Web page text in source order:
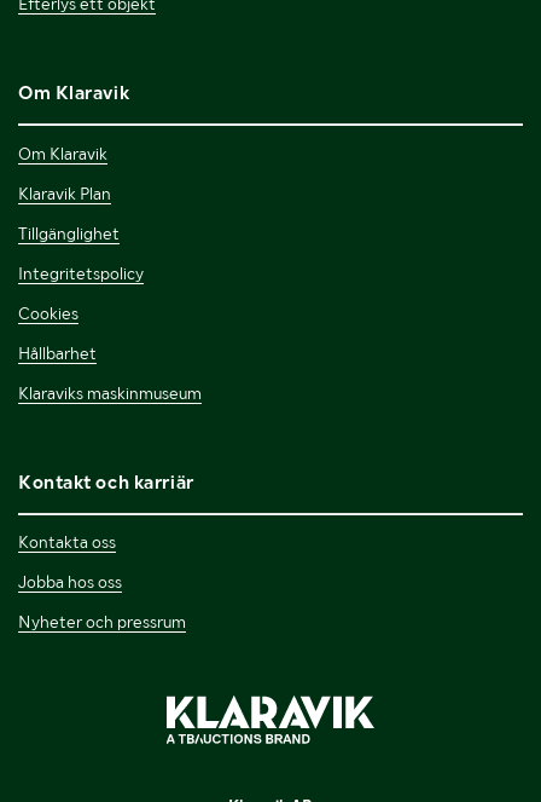
Efterlys ett objekt
Om Klaravik
Om Klaravik
Klaravik Plan
Tillgänglighet
Integritetspolicy
Cookies
Hållbarhet
Klaraviks maskinmuseum
Kontakt och karriär
Kontakta oss
Jobba hos oss
Nyheter och pressrum